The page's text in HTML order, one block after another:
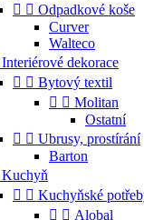
  Odpadkové koše
Curver
Walteco
Interiérové dekorace
  Bytový textil
  Molitan
Ostatní
  Ubrusy, prostírání
Barton
Kuchyň
  Kuchyňské
  Alobal